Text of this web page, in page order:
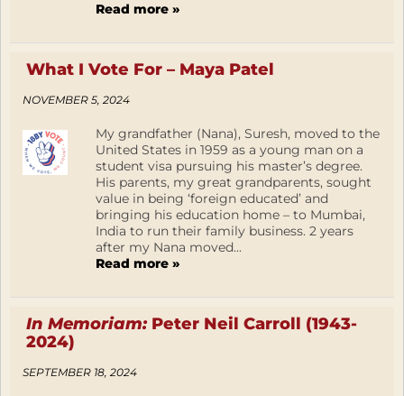
Read more »
What I Vote For – Maya Patel
NOVEMBER 5, 2024
My grandfather (Nana), Suresh, moved to the
United States in 1959 as a young man on a
student visa pursuing his master’s degree.
His parents, my great grandparents, sought
value in being ‘foreign educated’ and
bringing his education home – to Mumbai,
India to run their family business. 2 years
after my Nana moved...
Read more »
In Memoriam:Peter Neil Carroll (1943-
2024)
SEPTEMBER 18, 2024